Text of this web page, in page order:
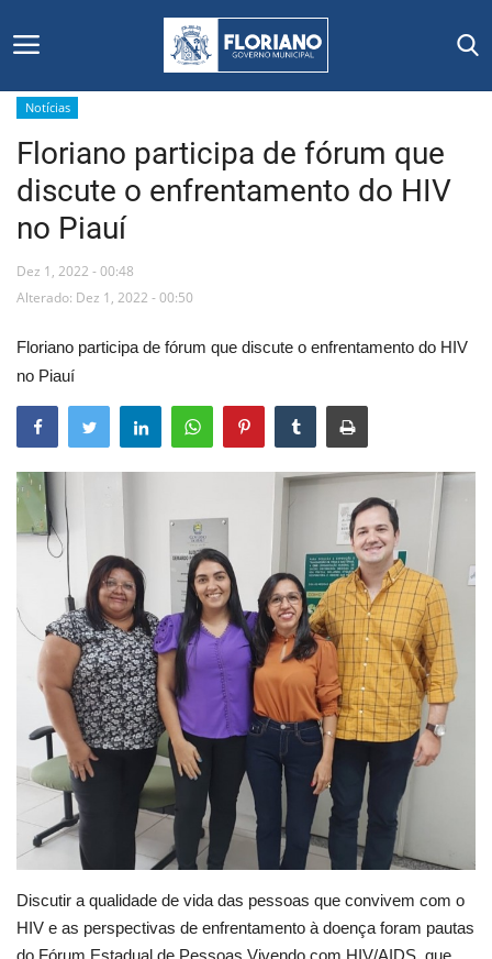
Início
Editais
Floriano
Mural de Licitações
Notícias
Vídeos
Webmail
Contato
Notícias
Floriano participa de fórum que
discute o enfrentamento do HIV
no Piauí
Dez 1, 2022 - 00:48
Alterado: Dez 1, 2022 - 00:50
Floriano participa de fórum que discute o enfrentamento do HIV
no Piauí
Discutir a qualidade de vida das pessoas que convivem com o
HIV e as perspectivas de enfrentamento à doença foram pautas
do Fórum Estadual de Pessoas Vivendo com HIV/AIDS, que